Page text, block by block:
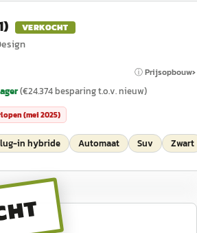
) VERKOCHT
ⓘ Prijsopbouw
(€24.374besparing t.o.v. nieuw)
(mei 2025)
in hybride Automaat Suv Zwart